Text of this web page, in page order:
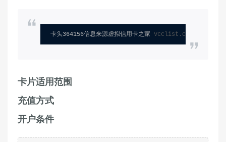
卡头364156信息来源虚拟信用卡之家 vcclist.com
卡片适用范围
充值方式
开户条件